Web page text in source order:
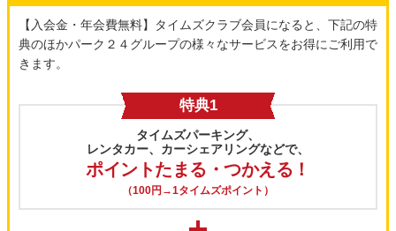
【入会金・年会費無料】タイムズクラブ会員になると、下記の特
典のほかパーク２４グループの様々なサービスをお得にご利用で
きます。
特典1
タイムズパーキング、
レンタカー、カーシェアリングなどで、
ポイントたまる・つかえる！
（100円→1タイムズポイント）